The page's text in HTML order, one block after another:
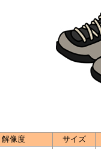
解像度
サイズ